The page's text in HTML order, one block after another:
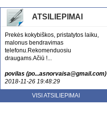
ATSILIEPIMAI
Ne pirma karta pirkau prekės. Prekės
atitinka. Labai patenkinta
Prekės kokybiškos, pristatytos laiku,
malonus bendravimas
telefonu.Rekomenduosiu
draugams.Ačiū !...
povilas (po...asnorvaisa@gmail.com)
2018-11-26 19:48:29
VISI ATSILIEPIMAI